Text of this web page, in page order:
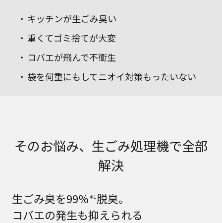
キッチンが生ごみ臭い
重くてゴミ捨てが大変
コバエが飛んで不衛生
袋を何重にもしてニオイ対策もったいない
そのお悩み、生ごみ処理機で全部
解決
生ごみ臭を99% ＊1脱臭。
コバエの発生も抑えられる